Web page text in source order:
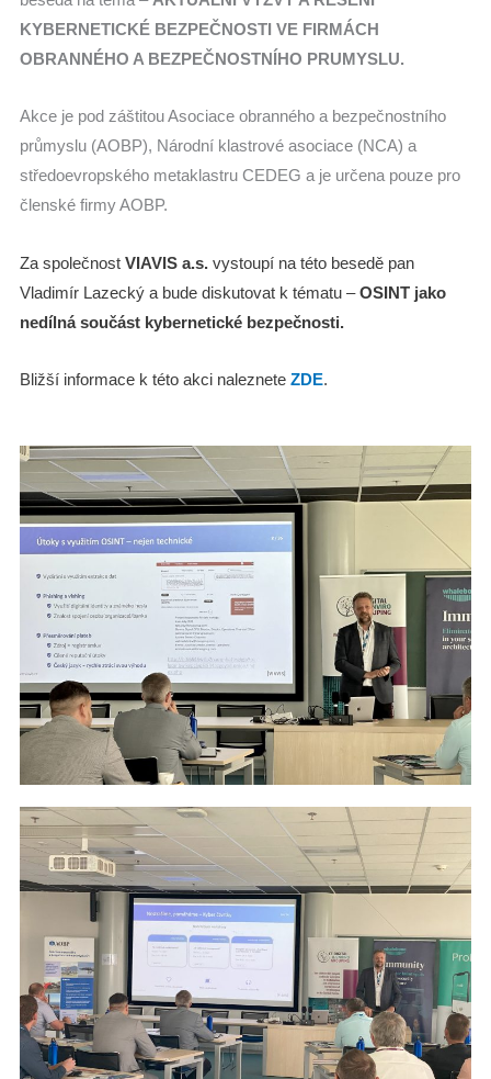
KYBERNETICKÉ BEZPEČNOSTI VE FIRMÁCH
OBRANNÉHO A BEZPEČNOSTNÍHO PRUMYSLU.
Akce je pod záštitou Asociace obranného a bezpečnostního
průmyslu (AOBP), Národní klastrové asociace (NCA) a
středoevropského metaklastru CEDEG a je určena pouze pro
členské firmy AOBP.
Za společnost VIAVIS a.s.vystoupí na této besedě pan
Vladimír Lazecký a bude diskutovat k tématu –OSINT jako
nedílná součást kybernetické bezpečnosti.
Bližší informace k této akci naleznete ZDE.